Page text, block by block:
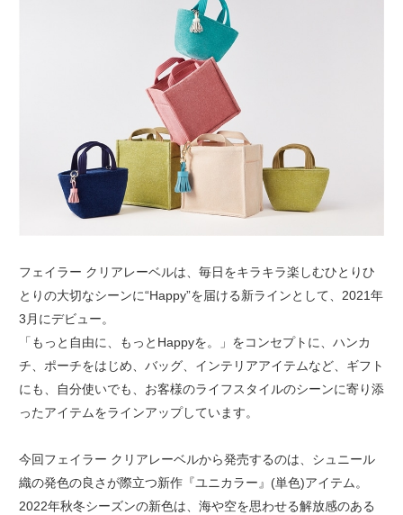
フェイラー クリアレーベルは、毎日をキラキラ楽しむひとりひ
とりの大切なシーンに“Happy”を届ける新ラインとして、2021年
3月にデビュー。
「もっと自由に、もっとHappyを。」をコンセプトに、ハンカ
チ、ポーチをはじめ、バッグ、インテリアアイテムなど、ギフト
にも、自分使いでも、お客様のライフスタイルのシーンに寄り添
ったアイテムをラインアップしています。
今回フェイラー クリアレーベルから発売するのは、シュニール
織の発色の良さが際立つ新作『ユニカラー』(単色)アイテム。
2022年秋冬シーズンの新色は、海や空を思わせる解放感のある